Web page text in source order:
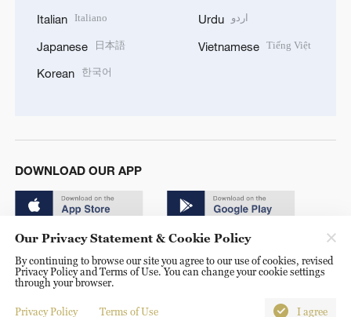
Italian Italiano
Japanese 日本語
Korean 한국어
Urdu اردو
Vietnamese Tiếng Việt
DOWNLOAD OUR APP
© China Radio International.CRI. All Rights Reserved. 16A
Shijingshan Road, Beijing, China. 100040
Our Privacy Statement & Cookie Policy
By continuing to browse our site you agree to our use of cookies, revised
Privacy Policy and Terms of Use. You can change your cookie settings
through your browser.
Privacy Policy Terms of Use I agree